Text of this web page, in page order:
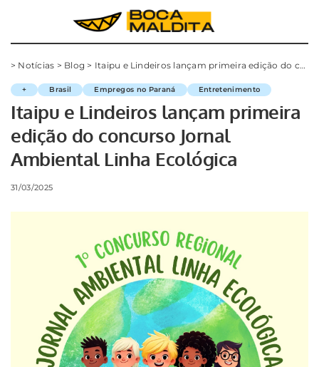
> Notícias > Blog > Itaipu e Lindeiros lançam primeira edição do concurso Jornal Ambiental Linha Ecológica
+ Brasil Empregos no Paraná Entretenimento
Itaipu e Lindeiros lançam primeira
edição do concurso Jornal
Ambiental Linha Ecológica
31/03/2025